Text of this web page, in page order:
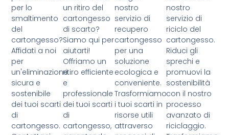
per lo
smaltimento
del
cartongesso?
Affidati a noi
per
un'eliminazione
sicura e
sostenibile
dei tuoi scarti
di
cartongesso.
un ritiro del
cartongesso
di scarto?
Siamo qui per
aiutarti!
Offriamo un
ritiro efficiente
e
professionale
dei tuoi scarti
di
cartongesso,
nostro
servizio di
recupero
cartongesso
per una
soluzione
ecologica e
conveniente.
Trasformiamo
i tuoi scarti in
risorse utili
attraverso
nostro
servizio di
riciclo del
cartongesso.
Riduci gli
sprechi e
promuovi la
sostenibilità
con il nostro
processo
avanzato di
riciclaggio.